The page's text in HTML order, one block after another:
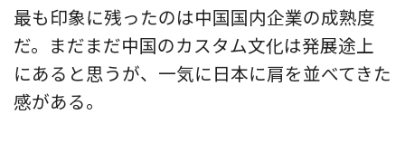
最も印象に残ったのは中国国内企業の成熟度
だ。まだまだ中国のカスタム文化は発展途上
にあると思うが、一気に日本に肩を並べてきた
感がある。